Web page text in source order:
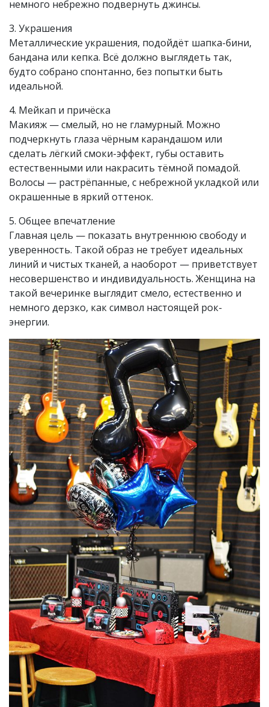
немного небрежно подвернуть джинсы.
3. Украшения
Металлические украшения, подойдёт шапка-бини,
бандана или кепка. Всё должно выглядеть так,
будто собрано спонтанно, без попытки быть
идеальной.
4. Мейкап и причёска
Макияж — смелый, но не гламурный. Можно
подчеркнуть глаза чёрным карандашом или
сделать лёгкий смоки-эффект, губы оставить
естественными или накрасить тёмной помадой.
Волосы — растрёпанные, с небрежной укладкой или
окрашенные в яркий оттенок.
5. Общее впечатление
Главная цель — показать внутреннюю свободу и
уверенность. Такой образ не требует идеальных
линий и чистых тканей, а наоборот — приветствует
несовершенство и индивидуальность. Женщина на
такой вечеринке выглядит смело, естественно и
немного дерзко, как символ настоящей рок-
энергии.